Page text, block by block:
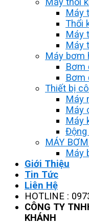
Máy
Thổi
Máy
Máy
Máy bơm
Bơm
Bơm
Thiết bị
Máy
Máy
Máy
Động
MÁY
Máy
Giới Thiệu
Tin Tức
Liên Hệ
HOTLINE :
CÔNG TY
KHÁNH